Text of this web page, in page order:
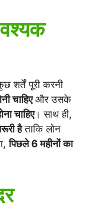
शर्तें पूरी करनी
चाहिएऔर उसके
चाहिए। साथ ही,
हैताकि लोन
पिछले 6 महीनों का